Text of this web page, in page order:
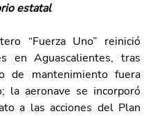
estatal
“Fuerza Uno” reinició
en Aguascalientes, tras
de mantenimiento fuera
la aeronave se incorporó
a las acciones del Plan